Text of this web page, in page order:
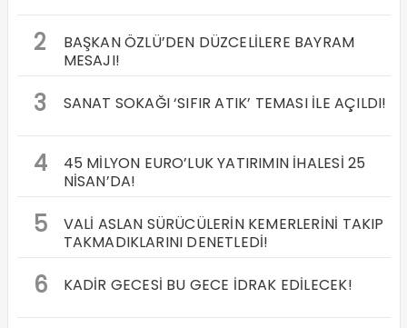
2
BAŞKAN ÖZLÜ’DEN DÜZCELİLERE BAYRAM
MESAJI!
3 SANAT SOKAĞI ‘SIFIR ATIK’ TEMASI İLE AÇILDI!
4
45 MİLYON EURO’LUK YATIRIMIN İHALESİ 25
NİSAN’DA!
5
VALİ ASLAN SÜRÜCÜLERİN KEMERLERİNİ TAKIP
TAKMADIKLARINI DENETLEDİ!
6 KADİR GECESİ BU GECE İDRAK EDİLECEK!